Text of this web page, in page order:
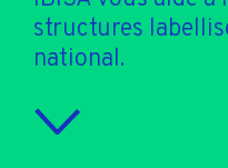
structures
national.